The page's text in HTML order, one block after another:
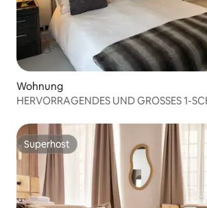
Wohnung
HERVORRAGENDES UND GROSSES 1-
Superhost
Superhost